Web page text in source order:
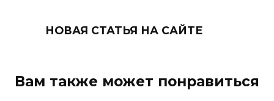
НОВАЯ СТАТЬЯ НА САЙТЕ
Вам также может понравиться